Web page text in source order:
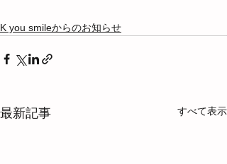
K you smileからのお知らせ
最新記事 すべて表示